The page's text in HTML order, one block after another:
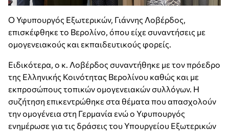
Ο Υφυπουργός Εξωτερικών, Γιάννης Λοβέρδος,
επισκέφθηκε το Βερολίνο, όπου είχε συναντήσεις με
ομογενειακούς και εκπαιδευτικούς φορείς.
Ειδικότερα, ο κ. Λοβέρδος συναντήθηκε με τον πρόεδρο
της Ελληνικής Κοινότητας Βερολίνου καθώς και με
εκπροσώπους τοπικών ομογενειακών συλλόγων. Η
συζήτηση επικεντρώθηκε στα θέματα που απασχολούν
την ομογένεια στη Γερμανία ενώ ο Yφυπουργός
ενημέρωσε για τις δράσεις του Υπουργείου Εξωτερικών